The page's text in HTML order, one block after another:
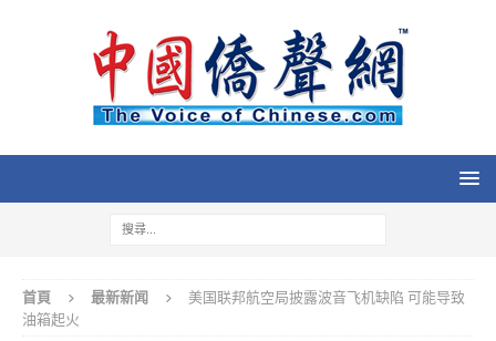
首頁 最新新闻
美国联邦航空局披露波音飞机缺陷 可能导致
油箱起火